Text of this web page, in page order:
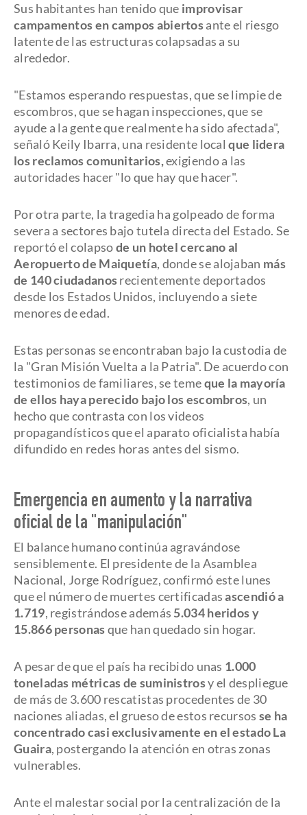
Sus habitantes han tenido que improvisar
campamentos en campos abiertosante el riesgo
latente de las estructuras colapsadas a su
alrededor.
"Estamos esperando respuestas, que se limpie de
escombros, que se hagan inspecciones, que se
ayude a la gente que realmente ha sido afectada",
señaló Keily Ibarra, una residente localque lidera
los reclamos comunitarios,exigiendo a las
autoridades hacer "lo que hay que hacer".
Por otra parte, la tragedia ha golpeado de forma
severa a sectores bajo tutela directa del Estado. Se
reportó el colapsode un hotel cercano al
Aeropuerto de Maiquetía, donde se alojaban más
de 140 ciudadanosrecientemente deportados
desde los Estados Unidos, incluyendo a siete
menores de edad.
Estas personas se encontraban bajo la custodia de
la "Gran Misión Vuelta a la Patria". De acuerdo con
testimonios de familiares, se temeque la mayoría
de ellos haya perecido bajo los escombros, un
hecho que contrasta con los videos
propagandísticos que el aparato oficialista había
difundido en redes horas antes del sismo.
Emergencia en aumento y la narrativa
oficial de la "manipulación"
El balance humano continúa agravándose
sensiblemente. El presidente de la Asamblea
Nacional, Jorge Rodríguez, confirmó este lunes
que el número de muertes certificadasascendió a
1.719, registrándose además 5.034 heridos y
15.866 personasque han quedado sin hogar.
A pesar de que el país ha recibido unas 1.000
toneladas métricas de suministrosy el despliegue
de más de 3.600 rescatistas procedentes de 30
naciones aliadas, el grueso de estos recursos se ha
concentrado casi exclusivamente en el estado La
Guaira, postergando la atención en otras zonas
vulnerables.
Ante el malestar social por la centralización de la